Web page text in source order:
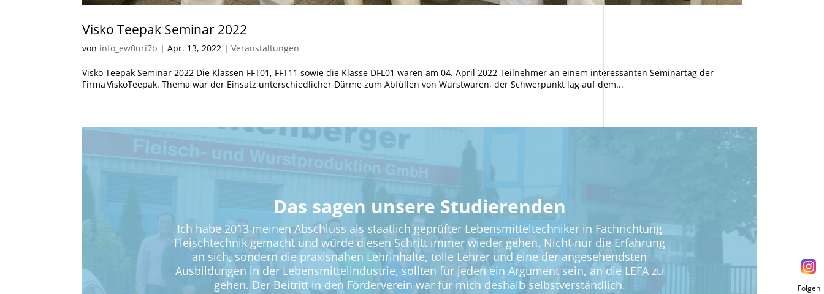
Visko Teepak Seminar 2022
von info_ew0uri7b |Apr. 13, 2022 |Veranstaltungen
Visko Teepak Seminar 2022 Die Klassen FFT01, FFT11 sowie die Klasse DFL01 waren am 04. April 2022 Teilnehmer an einem interessanten Seminartag der
Firma ViskoTeepak. Thema war der Einsatz unterschiedlicher Därme zum Abfüllen von Wurstwaren, der Schwerpunkt lag auf dem...
Das sagen unsere Studierenden
Ich habe 2013 meinen Abschluss als staatlich geprüfter Lebensmitteltechniker in Fachrichtung
Fleischtechnik gemacht und würde diesen Schritt immer wieder gehen. Nicht nur die Erfahrung
an sich, sondern die praxisnahen Lehrinhalte, tolle Lehrer und eine der angesehendsten
Ausbildungen in der Lebensmittelindustrie, sollten für jeden ein Argument sein, an die LEFA zu
gehen. Der Beitritt in den Förderverein war für mich deshalb selbstverständlich.
Folgen